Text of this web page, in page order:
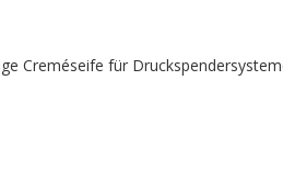
Creméseife für